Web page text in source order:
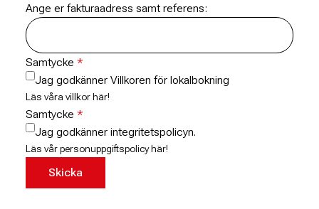
Ange er fakturaadress samt referens:
Samtycke
Jag godkänner Villkoren för lokalbokning
Läs våra villkor här!
Samtycke
Jag godkänner integritetspolicyn.
Läs vår personuppgiftspolicy här!